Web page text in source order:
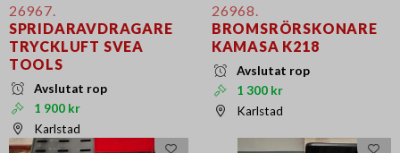
26967.
SPRIDARAVDRAGARE
TRYCKLUFT SVEA
TOOLS
Avslutat rop
1 900 kr
Karlstad
26968.
BROMSRÖRSKONARE
KAMASA K218
Avslutat rop
1 300 kr
Karlstad